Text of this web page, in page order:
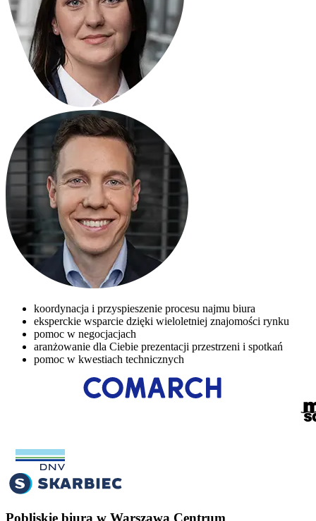
koordynacja i przyspieszenie procesu najmu biura
eksperckie wsparcie dzięki wieloletniej znajomości rynku
pomoc w negocjacjach
aranżowanie dla Ciebie prezentacji przestrzeni i spotkań
pomoc w kwestiach technicznych
Pobliskie biura w Warszawa Centrum